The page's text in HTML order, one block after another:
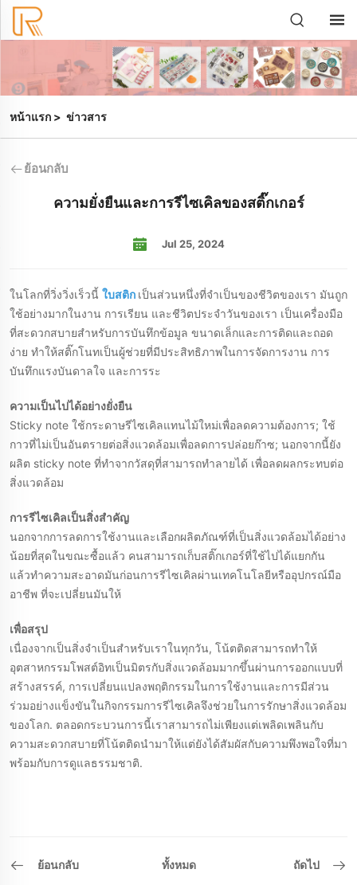
หน้าแรก > ข่าวสาร
ย้อนกลับ
ความยั่งยืนและการรีไซเคิลของสติ๊กเกอร์
Jul 25, 2024
ในโลกที่วิ่งวิ่งเร็วนี้ ใบสติก เป็นส่วนหนึ่งที่จําเป็นของชีวิตของเรา มันถูก
ใช้อย่างมากในงาน การเรียน และชีวิตประจําวันของเรา เป็นเครื่องมือ
ที่สะดวกสบายสําหรับการบันทึกข้อมูล ขนาดเล็กและการติดและถอด
ง่าย ทําให้สติ๊กโนทเป็นผู้ช่วยที่มีประสิทธิภาพในการจัดการงาน การ
บันทึกแรงบันดาลใจ และการระ
ความเป็นไปได้อย่างยั่งยืน
Sticky note ใช้กระดาษรีไซเคิลแทนไม้ใหม่เพื่อลดความต้องการ; ใช้
กาวที่ไม่เป็นอันตรายต่อสิ่งแวดล้อมเพื่อลดการปล่อยก๊าซ; นอกจากนี้ยัง
ผลิต sticky note ที่ทําจากวัสดุที่สามารถทําลายได้ เพื่อลดผลกระทบต่อ
สิ่งแวดล้อม
การรีไซเคิลเป็นสิ่งสําคัญ
นอกจากการลดการใช้งานและเลือกผลิตภัณฑ์ที่เป็นสิ่งแวดล้อมได้อย่าง
น้อยที่สุดในขณะซื้อแล้ว คนสามารถเก็บสติ๊กเกอร์ที่ใช้ไปได้แยกกัน
แล้วทําความสะอาดมันก่อนการรีไซเคิลผ่านเทคโนโลยีหรืออุปกรณ์มือ
อาชีพ ที่จะเปลี่ยนมันให้
เพื่อสรุป
เนื่องจากเป็นสิ่งจำเป็นสำหรับเราในทุกวัน, โน้ตติดสามารถทำให้
อุตสาหกรรมโพสต์อิทเป็นมิตรกับสิ่งแวดล้อมมากขึ้นผ่านการออกแบบที่
สร้างสรรค์, การเปลี่ยนแปลงพฤติกรรมในการใช้งานและการมีส่วน
ร่วมอย่างแข็งขันในกิจกรรมการรีไซเคิลจึงช่วยในการรักษาสิ่งแวดล้อม
ของโลก. ตลอดกระบวนการนี้เราสามารถไม่เพียงแต่เพลิดเพลินกับ
ความสะดวกสบายที่โน้ตติดนำมาให้แต่ยังได้สัมผัสกับความพึงพอใจที่มา
พร้อมกับการดูแลธรรมชาติ.
ย้อนกลับ ทั้งหมด ถัดไป